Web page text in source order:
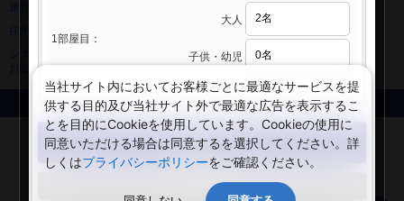
ニュースリリース
サイトマップ
お知らせ
Copyright © NIPPON TRAVEL AGENCY Co.,LTD. All rights reserved.
1部屋目：
大人
子供・幼児
検索する
閉じる
当社サイト内においてお客様ごとに最適なサービスを提
供する目的及び当社サイト外で最適な広告を表示するこ
とを目的にCookieを使用しています。Cookieの使用に
同意いただける場合は同意するを選択してください。詳
しくはプライバシーポリシーをご確認ください。